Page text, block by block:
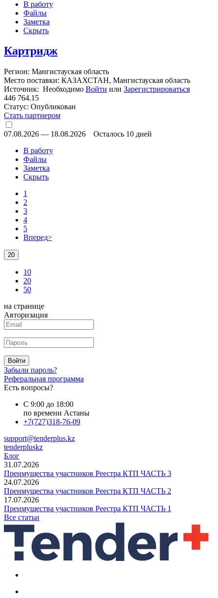
В работу
Файлы
Заметка
Скрыть
Картридж
Регион: Мангистауская область
Место поставки: КАЗАХСТАН, Мангистауская область
Источник: Необходимо Войти или Зарегистрироваться
446 764.15
Статус: Опубликован
Стать партнером
07.08.2026 — 18.08.2026
Осталось 10 дней
В работу
Файлы
Заметка
Скрыть
1
2
3
4
5
Вперед>
20
10
20
50
на странице
Авторизация
Войти
Забыли пароль?
Реферальная программа
Есть вопросы?
С 9:00 до 18:00
по времени Астаны
+7(727)318-76-09
support@tenderplus.kz
tenderpluskz
Блог
31.07.2026
Преимущества участников Реестра КТП ЧАСТЬ 3
24.07.2026
Преимущества участников Реестра КТП ЧАСТЬ 2
17.07.2026
Преимущества участников Реестра КТП ЧАСТЬ 1
Все статьи